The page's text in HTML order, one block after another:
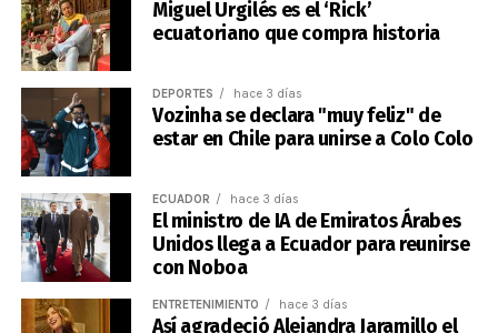
Miguel Urgilés es el ‘Rick’
ecuatoriano que compra historia
DEPORTES hace 3 días
Vozinha se declara "muy feliz" de
estar en Chile para unirse a Colo Colo
ECUADOR hace 3 días
El ministro de IA de Emiratos Árabes
Unidos llega a Ecuador para reunirse
con Noboa
ENTRETENIMIENTO hace 3 días
Así agradeció Alejandra Jaramillo el